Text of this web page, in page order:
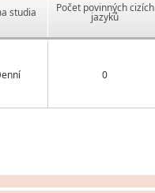
studia Počet povinných cizích
jazyků
0